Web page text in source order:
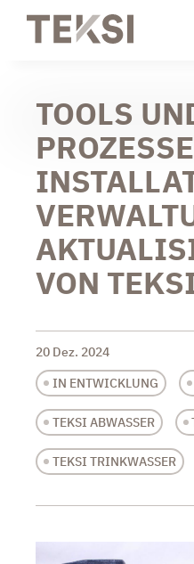
TOOLS
VON
20 Dez. 2024
IN ENTWICKLUNG
TEKSI ABWASSER
TEKSI TRINKWASSER